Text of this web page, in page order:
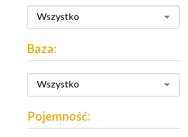
Wszystko
Baza:
Wszystko
Pojemność: